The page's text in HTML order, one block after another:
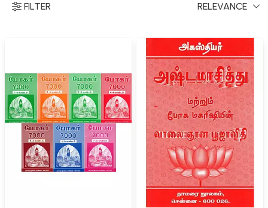
FILTER RELEVANCE